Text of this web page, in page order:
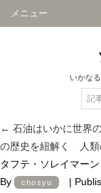
メニュー
いかな
← 石油はいかに世界
の歴史を紐解く 人類
タフテ・ソレイマーン
By
chosyu |